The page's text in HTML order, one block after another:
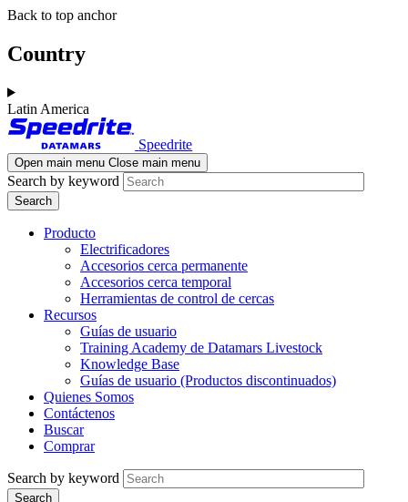
Skip
main
content
Skip
navigation
Back to top anchor
Country
Latin America
Speedrite
Open main menu Close main menu
Search by keyword
Producto
Electrificadores
Accesorios cerca permanente
Accesorios cerca temporal
Herramientas de control de cercas
Recursos
Guías de usuario
Training Academy de Datamars Livestock
Knowledge Base
Guías de usuario (Productos discontinuados)
Quienes Somos
Contáctenos
Buscar
Comprar
Search by keyword